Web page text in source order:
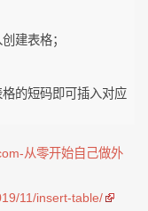
建表格；
的短码即可插入对应
从零开始自己做外
11/insert-table/